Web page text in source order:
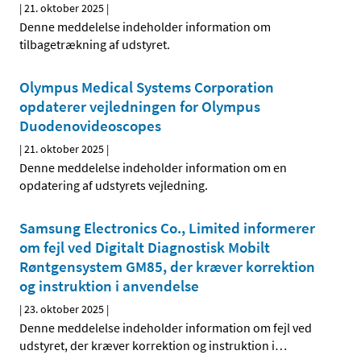
|21. oktober 2025 |
Denne meddelelse indeholder information om
tilbagetrækning af udstyret.
Olympus Medical Systems Corporation
opdaterer vejledningen for Olympus
Duodenovideoscopes
|21. oktober 2025 |
Denne meddelelse indeholder information om en
opdatering af udstyrets vejledning.
Samsung Electronics Co., Limited informerer
om fejl ved Digitalt Diagnostisk Mobilt
Røntgensystem GM85, der kræver korrektion
og instruktion i anvendelse
|23. oktober 2025 |
Denne meddelelse indeholder information om fejl ved
udstyret, der kræver korrektion og instruktion i…